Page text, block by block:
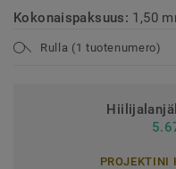
Kokonaispaksuus: 1,50
Rulla (1 tuotenumero)